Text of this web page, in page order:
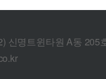
신명트윈타원 A동 205